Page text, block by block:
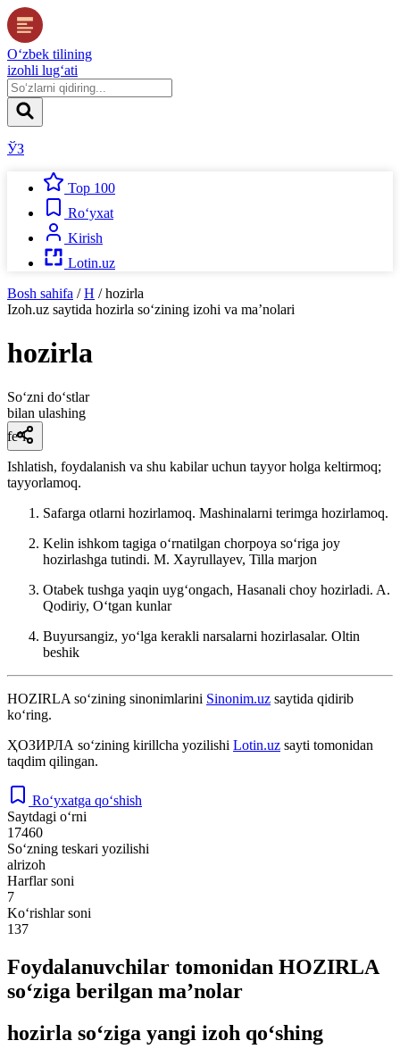
O‘zbek tilining
izohli lug‘ati
ЎЗ
Top 100
Ro‘yxat
Kirish
Lotin.uz
Bosh sahifa / H / hozirla
Izoh.uz saytida hozirla so‘zining izohi va ma’nolari
hozirla
So‘zni do‘stlar
bilan ulashing
fe’l
Ishlatish, foydalanish va shu kabilar uchun tayyor holga keltirmoq;
tayyorlamoq.
Safarga otlarni hozirlamoq. Mashinalarni terimga hozirlamoq.
Kelin ishkom tagiga oʻrnatilgan chorpoya soʻriga joy
hozirlashga tutindi. M. Xayrullayev, Tilla marjon
Otabek tushga yaqin uygʻongach, Hasanali choy hozirladi. A.
Qodiriy, Oʻtgan kunlar
Buyursangiz, yoʻlga kerakli narsalarni hozirlasalar. Oltin
beshik
HOZIRLA so‘zining sinonimlarini Sinonim.uz saytida qidirib
ko‘ring.
ҲОЗИРЛА so‘zining kirillcha yozilishi Lotin.uz sayti tomonidan
taqdim qilingan.
Ro‘yxatga qo‘shish
Saytdagi o‘rni
17460
So‘zning teskari yozilishi
alrizoh
Harflar soni
7
Ko‘rishlar soni
137
Foydalanuvchilar tomonidan HOZIRLA
so‘ziga berilgan ma’nolar
hozirla so‘ziga yangi izoh qo‘shing